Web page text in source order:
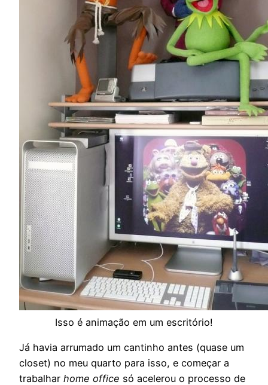
Isso é animação em um escritório!
Já havia arrumado um cantinho antes (quase um
closet) no meu quarto para isso, e começar a
trabalhar home office só acelerou o processo de